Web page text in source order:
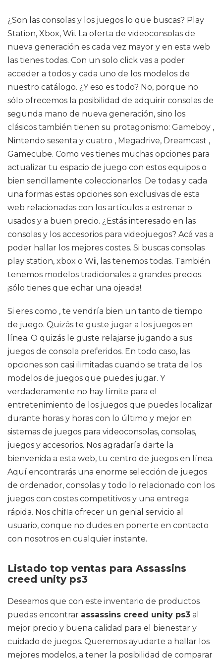
¿Son las consolas y los juegos lo que buscas? Play
Station, Xbox, Wii. La oferta de videoconsolas de
nueva generación es cada vez mayor y en esta web
las tienes todas. Con un solo click vas a poder
acceder a todos y cada uno de los modelos de
nuestro catálogo. ¿Y eso es todo? No, porque no
sólo ofrecemos la posibilidad de adquirir consolas de
segunda mano de nueva generación, sino los
clásicos también tienen su protagonismo: Gameboy ,
Nintendo sesenta y cuatro , Megadrive, Dreamcast ,
Gamecube. Como ves tienes muchas opciones para
actualizar tu espacio de juego con estos equipos o
bien sencillamente coleccionarlos. De todas y cada
una formas estas opciones son exclusivas de esta
web relacionadas con los artículos a estrenar o
usados y a buen precio. ¿Estás interesado en las
consolas y los accesorios para videojuegos? Acá vas a
poder hallar los mejores costes. Si buscas consolas
play station, xbox o Wii, las tenemos todas. También
tenemos modelos tradicionales a grandes precios.
¡sólo tienes que echar una ojeada!.
Si eres como , te vendría bien un tanto de tiempo
de juego. Quizás te guste jugar a los juegos en
línea. O quizás le guste relajarse jugando a sus
juegos de consola preferidos. En todo caso, las
opciones son casi ilimitadas cuando se trata de los
modelos de juegos que puedes jugar. Y
verdaderamente no hay límite para el
entretenimiento de los juegos que puedes localizar
durante horas y horas con lo último y mejor en
sistemas de juegos para videoconsolas, consolas,
juegos y accesorios. Nos agradaría darte la
bienvenida a esta web, tu centro de juegos en línea.
Aquí encontrarás una enorme selección de juegos
de ordenador, consolas y todo lo relacionado con los
juegos con costes competitivos y una entrega
rápida. Nos chifla ofrecer un genial servicio al
usuario, conque no dudes en ponerte en contacto
con nosotros en cualquier instante.
Listado top ventas para Assassins
creed unity ps3
Deseamos que con este inventario de productos
puedas encontrar assassins creed unity ps3 al
mejor precio y buena calidad para el bienestar y
cuidado de juegos. Queremos ayudarte a hallar los
mejores modelos, a tener la posibilidad de comparar